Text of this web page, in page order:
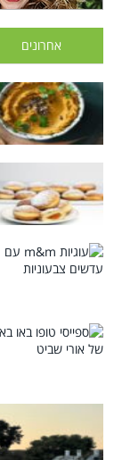
אחרונים